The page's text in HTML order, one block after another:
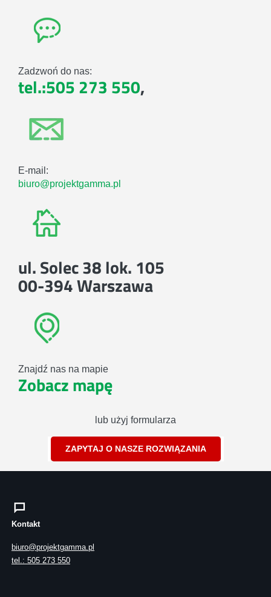
Zadzwoń do nas:
tel.:505 273 550,
E-mail:
biuro@projektgamma.pl
ul. Solec 38 lok. 105
00-394 Warszawa
Znajdź nas na mapie
Zobacz mapę
lub użyj formularza
ZAPYTAJ O NASZE ROZWIĄZANIA
Kontakt
biuro@projektgamma.pl
tel.: 505 273 550